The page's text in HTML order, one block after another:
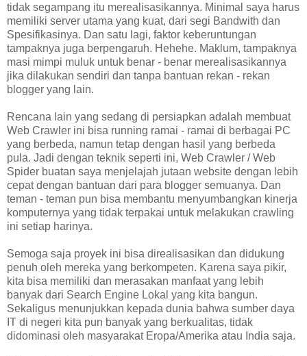
tidak segampang itu merealisasikannya. Minimal saya harus
memiliki server utama yang kuat, dari segi Bandwith dan
Spesifikasinya. Dan satu lagi, faktor keberuntungan
tampaknya juga berpengaruh. Hehehe. Maklum, tampaknya
masi mimpi muluk untuk benar - benar merealisasikannya
jika dilakukan sendiri dan tanpa bantuan rekan - rekan
blogger yang lain.
Rencana lain yang sedang di persiapkan adalah membuat
Web Crawler ini bisa running ramai - ramai di berbagai PC
yang berbeda, namun tetap dengan hasil yang berbeda
pula. Jadi dengan teknik seperti ini, Web Crawler / Web
Spider buatan saya menjelajah jutaan website dengan lebih
cepat dengan bantuan dari para blogger semuanya. Dan
teman - teman pun bisa membantu menyumbangkan kinerja
komputernya yang tidak terpakai untuk melakukan crawling
ini setiap harinya.
Semoga saja proyek ini bisa direalisasikan dan didukung
penuh oleh mereka yang berkompeten. Karena saya pikir,
kita bisa memiliki dan merasakan manfaat yang lebih
banyak dari Search Engine Lokal yang kita bangun.
Sekaligus menunjukkan kepada dunia bahwa sumber daya
IT di negeri kita pun banyak yang berkualitas, tidak
didominasi oleh masyarakat Eropa/Amerika atau India saja.